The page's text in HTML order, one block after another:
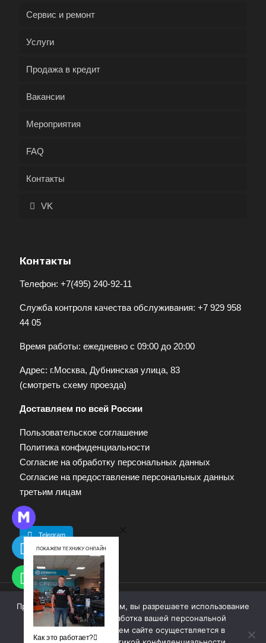
Сервис и ремонт
Услуги
Продажа в кредит
Вакансии
Мероприятия
FAQ
Контакты
VK
Контакты
Телефон: +7(495) 240-92-11
Служба контроля качества обслуживания: +7 929 958
44 05
Время работы: ежедневно с 09:00 до 20:00
Адрес: г.Москва, Дубнинская улица, 83
(смотреть схему проезда)
Доставляем по всей России
Пользовательское соглашение
Политика конфиденциальности
Согласие на обработку персональных данных
Согласие на предоставление персональных данных
третьим лицам
Telegram
© 2009—2025. Квадропарк. Все права защищены.
Материалы, размещенные на сайте, не являются
публичной офертой. Для получения информации
Продолжая работу с сайтом, вы разрешаете использование
cookie-файлов. Обработка вашей персональной
информации на нашем сайте осуществляется в
ПОКАЖЕМ ТЕХНИКУ ОНЛАЙН
Как это работает?